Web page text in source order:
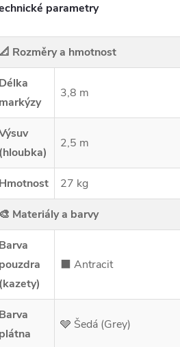
parametry
Rozměry a hmotnost
3,8 m
2,5 m
27 kg
Materiály a barvy
⬛ Antracit
🩶 Šedá (Grey)